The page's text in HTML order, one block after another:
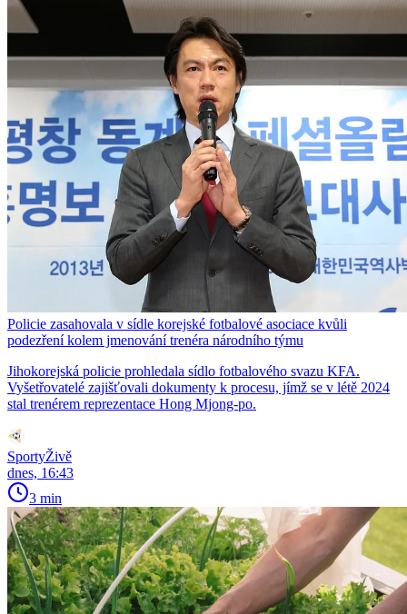
Policie zasahovala v sídle korejské fotbalové asociace kvůli
podezření kolem jmenování trenéra národního týmu
Jihokorejská policie prohledala sídlo fotbalového svazu KFA.
Vyšetřovatelé zajišťovali dokumenty k procesu, jímž se v létě 2024
stal trenérem reprezentace Hong Mjong-po.
SportyŽivě
dnes, 16:43
3 min